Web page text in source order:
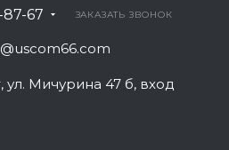
87-67 ЗАКАЗАТЬ ЗВОНОК
ул. Мичурина 47 б, вход